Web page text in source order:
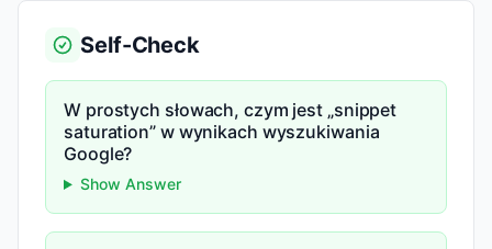
Self-Check
W prostych słowach, czym jest „snippet
saturation” w wynikach wyszukiwania
Google?
Show Answer